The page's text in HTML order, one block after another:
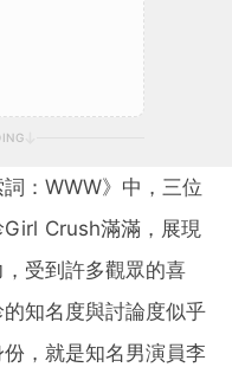
：WWW》中，三位
Crush滿滿，展現
受到許多觀眾的喜
知名度與討論度似乎
，就是知名男演員李